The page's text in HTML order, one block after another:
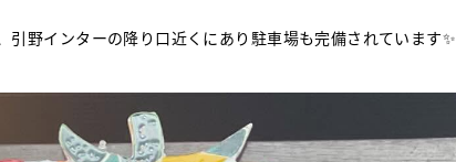
野インターの降り口近くにあり駐車場も完備されています✨